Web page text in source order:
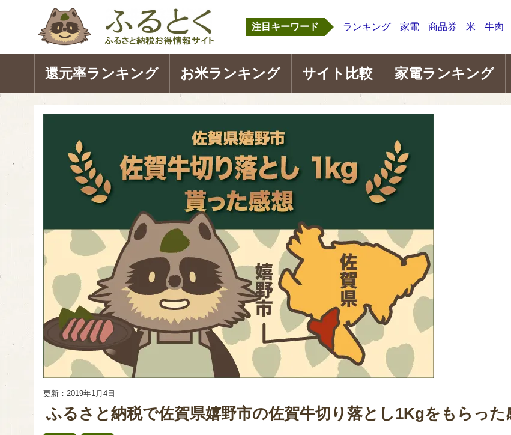
注目キーワード ランキング 家電 商品券 米 牛肉
還元率ランキング お米ランキング サイト比較 家電ランキング
更新：2019年1月4日
ふるさと納税で佐賀県嬉野市の佐賀牛切り落とし1Kgをもらった